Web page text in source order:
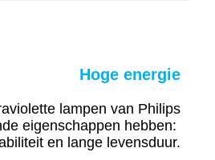
Hoge energie
lampen van Philips
eigenschappen hebben:
en lange levensduur.